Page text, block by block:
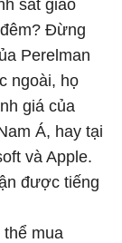
sát giao
Đừng
Perelman
ngoài, họ
giá của
Á, hay tại
và Apple.
được tiếng
mua